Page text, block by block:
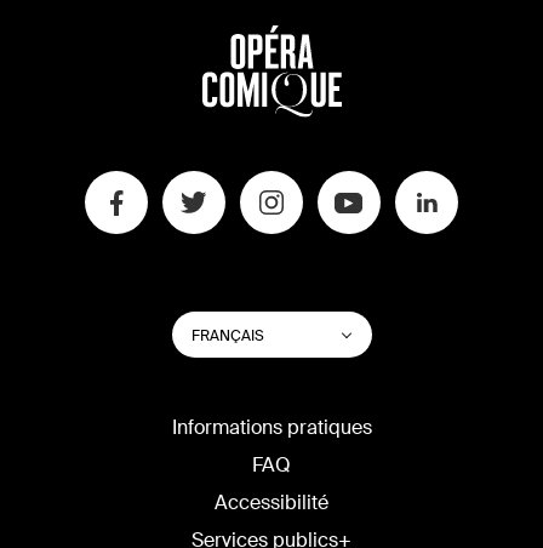
CHANGER
LA
LANGUE
FRANÇAIS Lister les actions
Informations pratiques
FAQ
Accessibilité
Services publics+